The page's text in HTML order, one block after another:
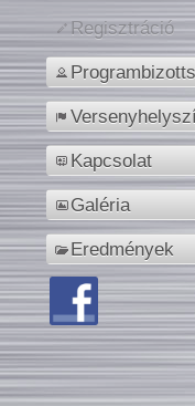
Regisztráció
Kapcsolat
Galéria
Eredmények